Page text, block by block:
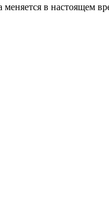
меняется в настоящем